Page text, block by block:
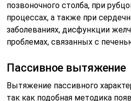
позвоночного столба, при
процессах, а также при
заболеваниях, дисфункции
проблемах, связанных с
Пассивное вытяжение
Вытяжение пассивного
так как подобная методика